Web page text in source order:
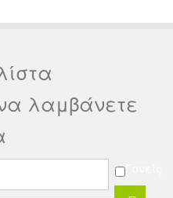
λαμβάνετε
Γονείς